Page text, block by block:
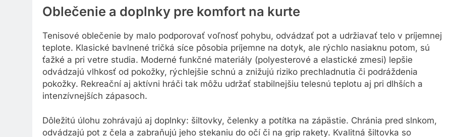
Oblečenie a doplnky pre komfort na kurte
Tenisové oblečenie by malo podporovať voľnosť pohybu, odvádzať pot a udržiavať telo v príjemnej
teplote. Klasické bavlnené tričká síce pôsobia príjemne na dotyk, ale rýchlo nasiaknu potom, sú
ťažké a pri vetre studia. Moderné funkčné materiály (polyesterové a elastické zmesi) lepšie
odvádzajú vlhkosť od pokožky, rýchlejšie schnú a znižujú riziko prechladnutia či podráždenia
pokožky. Rekreační aj aktívni hráči tak môžu udržať stabilnejšiu telesnú teplotu aj pri dlhších a
intenzívnejších zápasoch.
Dôležitú úlohu zohrávajú aj doplnky: šiltovky, čelenky a potítka na zápästie. Chránia pred slnkom,
odvádzajú pot z čela a zabraňujú jeho stekaniu do očí či na grip rakety. Kvalitná šiltovka so